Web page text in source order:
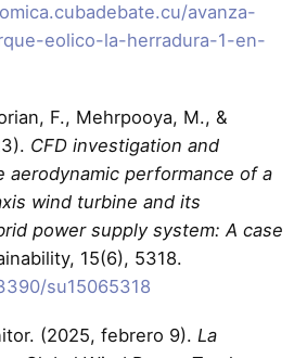
avanza-
eolico-la-herradura-1-en-
F., Mehrpooya, M., &
CFD investigation and
aerodynamic performance of a
wind turbine and its
power supply system: A case
15(6), 5318.
su15065318
(2025, febrero 9). La